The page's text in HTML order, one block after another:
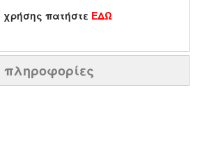
χρήσης πατήστε ΕΔΩ
πληροφορίες